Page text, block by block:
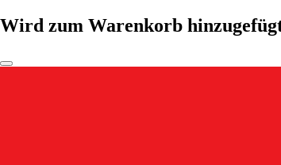
Wird zum Warenkorb